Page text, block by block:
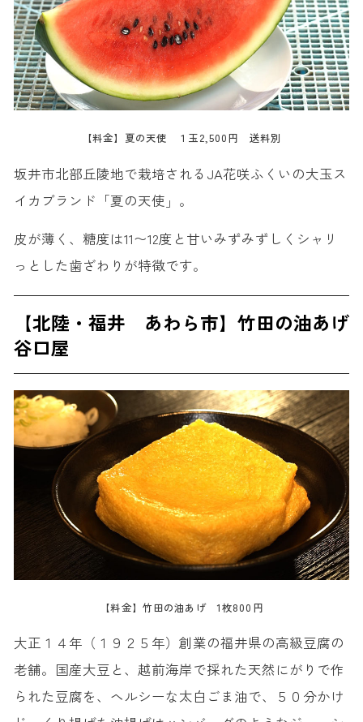
【料金】夏の天使 １玉2,500円 送料別
坂井市北部丘陵地で栽培されるJA花咲ふくいの大玉ス
イカブランド「夏の天使」。
皮が薄く、糖度は11〜12度と甘いみずみずしくシャリ
っとした歯ざわりが特徴です。
【北陸・福井 あわら市】竹田の油あげ
谷口屋
【料金】竹田の油あげ 1枚800円
大正１４年（１９２５年）創業の福井県の高級豆腐の
老舗。国産大豆と、越前海岸で採れた天然にがりで作
られた豆腐を、ヘルシーな太白ごま油で、５０分かけ